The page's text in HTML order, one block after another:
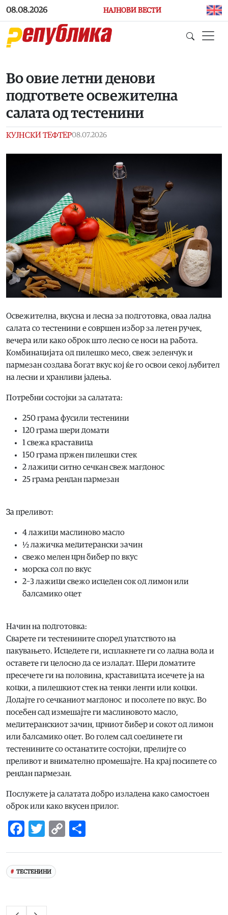
Skip to main content
08.08.2026 НАЈНОВИ ВЕСТИ
Во овие летни денови
подгответе освежителна
салата од тестенини
КУЈНСКИ ТЕФТЕР08.07.2026
Освежителна, вкусна и лесна за подготовка, оваа ладна
салата со тестенини е совршен избор за летен ручек,
вечера или како оброк што лесно се носи на работа.
Комбинацијата од пилешко месо, свеж зеленчук и
пармезан создава богат вкус кој ќе го освои секој љубител
на лесни и хранливи јадења.
Потребни состојки за салатата:
250 грама фусили тестенини
120 грама шери домати
1 свежа краставица
150 грама пржен пилешки стек
2 лажици ситно сечкан свеж магдонос
25 грама рендан пармезан
За преливот:
4 лажици маслиново масло
½ лажичка медитерански зачин
свежо мелен црн бибер по вкус
морска сол по вкус
2–3 лажици свежо исцеден сок од лимон или
балсамико оцет
Начин на подготовка:
Сварете ги тестенините според упатството на
пакувањето. Исцедете ги, исплакнете ги со ладна вода и
оставете ги целосно да се изладат. Шери доматите
пресечете ги на половина, краставицата исечете ја на
коцки, а пилешкиот стек на тенки ленти или коцки.
Додајте гo сечканиот магдонос и посолете по вкус. Во
посебен сад измешајте ги маслиновото масло,
медитеранскиот зачин, црниот бибер и сокот од лимон
или балсамико оцет. Во голем сад соединете ги
тестенините со останатите состојки, прелијте со
преливот и внимателно промешајте. На крај посипете со
рендан пармезан.
Послужете ја салатата добро изладена како самостоен
оброк или како вкусен прилог.
Facebook
Twitter
Copy
ТЕСТЕНИНИ